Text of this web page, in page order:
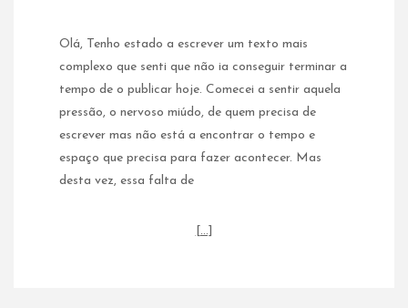
Olá, Tenho estado a escrever um texto mais
complexo que senti que não ia conseguir terminar a
tempo de o publicar hoje. Comecei a sentir aquela
pressão, o nervoso miúdo, de quem precisa de
escrever mas não está a encontrar o tempo e
espaço que precisa para fazer acontecer. Mas
desta vez, essa falta de
[…]